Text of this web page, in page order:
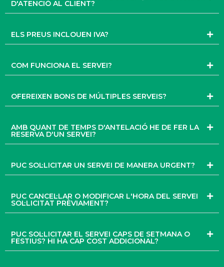
D'ATENCIÓ AL CLIENT?
ELS PREUS INCLOUEN IVA?
COM FUNCIONA EL SERVEI?
OFEREIXEN BONS DE MÚLTIPLES SERVEIS?
AMB QUANT DE TEMPS D'ANTELACIÓ HE DE FER LA
RESERVA D'UN SERVEI?
PUC SOL·LICITAR UN SERVEI DE MANERA URGENT?
PUC CANCEL·LAR O MODIFICAR L'HORA DEL SERVEI
SOL·LICITAT PRÈVIAMENT?
PUC SOL·LICITAR EL SERVEI CAPS DE SETMANA O
FESTIUS? HI HA CAP COST ADDICIONAL?